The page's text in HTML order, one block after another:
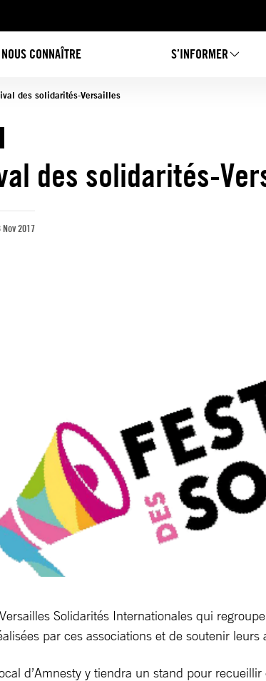
NOUS CONNAÎTRE S’INFORMER
des solidarités-Versailles
des solidarités-
Nov 2017
Solidarités Internationales qui
par ces associations et de soutenir leurs
d’Amnesty y tiendra un stand pour